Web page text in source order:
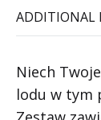
ADDITIONAL
Niech
lodu w tym